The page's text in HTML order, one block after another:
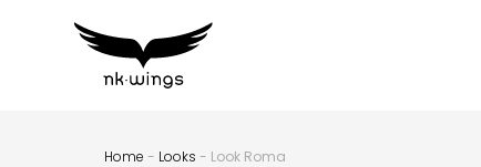
Home - Looks - Look Roma